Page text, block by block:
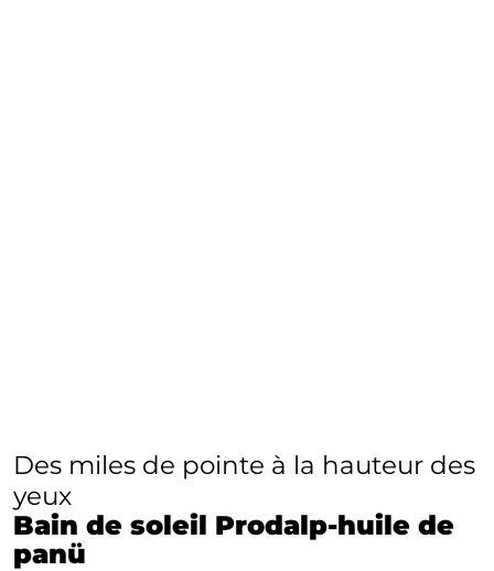
Des miles de pointe à la hauteur des
yeux
Bain de soleil Prodalp-huile de
panü